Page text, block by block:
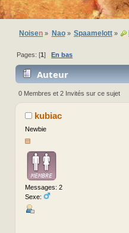
Noisen » Nao» Spaamelott»
Pages: [1]En bas
Auteur
0 Membres et 2 Invités sur ce sujet
kubiac
Newbie
Messages: 2
Sexe: